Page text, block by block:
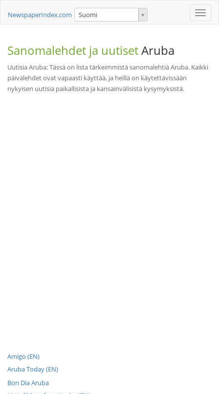
Toggle
NewspaperIndex.com Suomi
Sanomalehdet ja uutisetAruba
Uutisia Aruba: Tässä on lista tärkeimmistä sanomalehtiä Aruba. Kaikki
päivälehdet ovat vapaasti käyttää, ja heillä on käytettävissään
nykyisen uutisia paikallisista ja kansainvälisistä kysymyksistä.
Amigo (EN)
Aruba Today (EN)
Bon Dia Aruba